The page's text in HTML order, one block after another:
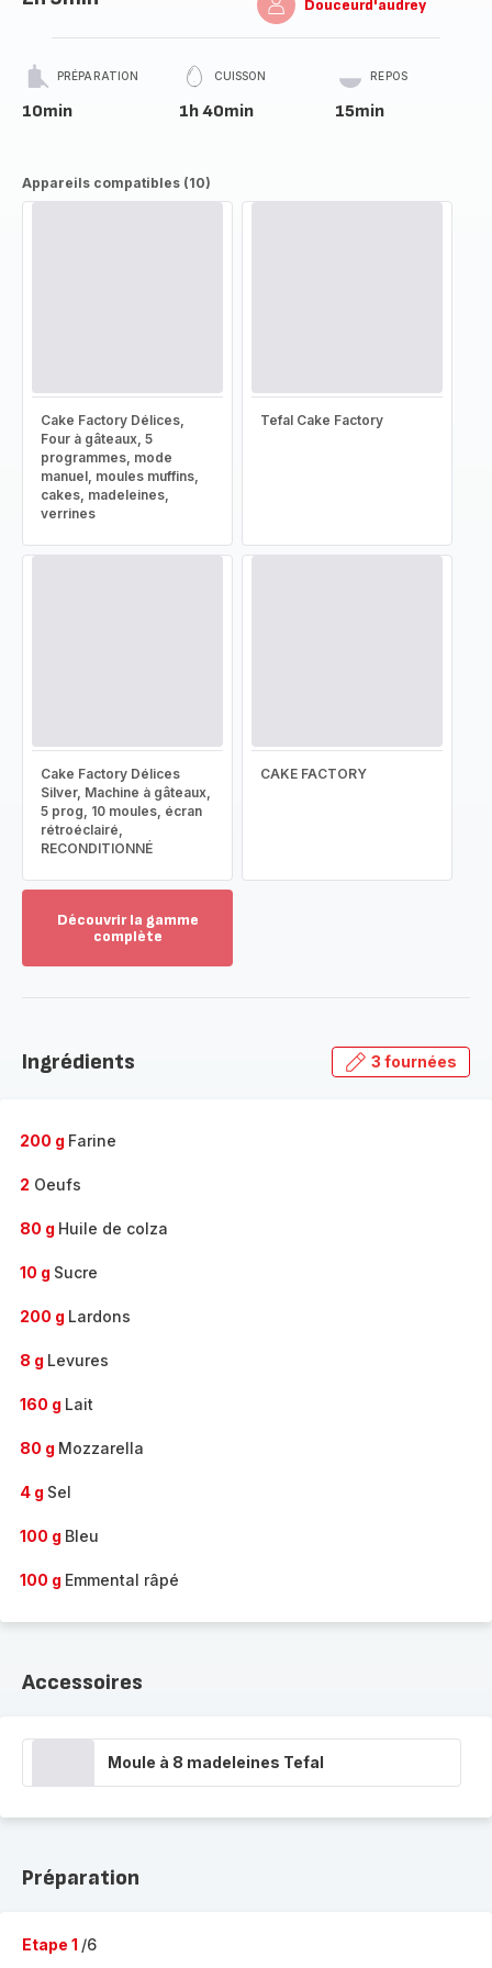
Douceurd'audrey
PRÉPARATION
10min
CUISSON
1h 40min
REPOS
15min
Appareils compatibles (10)
Cake Factory Délices,
Four à gâteaux, 5
programmes, mode
manuel, moules muffins,
cakes, madeleines,
verrines
Tefal Cake Factory
Cake Factory Délices
Silver, Machine à gâteaux,
5 prog, 10 moules, écran
rétroéclairé,
RECONDITIONNÉ
CAKE FACTORY
Découvrir la gamme
complète
gamme
Ingrédients 3 fournées
200 g Farine
2 Oeufs
80 g Huile de colza
10 g Sucre
200 g Lardons
8 g Levures
160 g Lait
80 g Mozzarella
4 g Sel
100 g Bleu
100 g Emmental râpé
Accessoires
Moule à 8 madeleines Tefal
Préparation
Etape 1 /6